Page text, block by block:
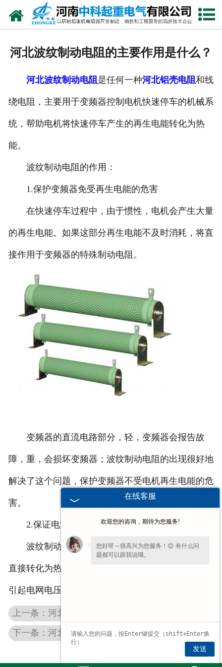
网站首页
河北波纹制动电阻的主要作用是什么？
河北波纹制动电阻是任何一种河北铝壳电阻和线
绕电阻，主要用于变频器控制电机快速停车的机械系
统，帮助电机将快速停车产生的再生电能转化为热
能。
波纹制动电阻的作用：
1.保护变频器免受再生电能的危害
在快速停车过程中，由于惯性，电机会产生大量
的再生电能。如果这部分再生电能不及时消耗，将直
接作用于变频器的特殊制动电阻。
变频器的直流电路部分，轻，变频器会报告故
障，重，会损坏变频器；波纹制动电阻的出现很好地
解决了这个问题，保护变频器不受电机再生电能的危
害。
2.保证电源网络的平稳运行
波纹制动电阻将电机快速制动过程中的再生电能
直接转化为热能，使再生电能不会反馈到电网，不会
引起电网电压波动，从而保证电网的平稳运行。
下一条：河北起重机电气柜的功能如何做才能改善
在线客服
欢迎您的咨询，期待为您服务!
您好呀～很高兴为您服务！😊 有什么问
题都可以跟我说哦。
发送